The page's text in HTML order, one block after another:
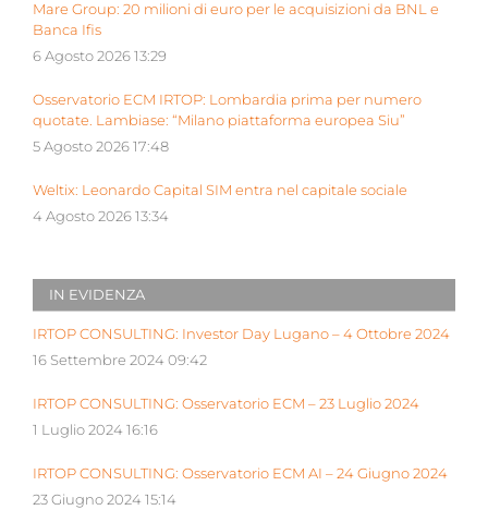
Mare Group: 20 milioni di euro per le acquisizioni da BNL e
Banca Ifis
6 Agosto 2026 13:29
Osservatorio ECM IRTOP: Lombardia prima per numero
quotate. Lambiase: “Milano piattaforma europea Siu”
5 Agosto 2026 17:48
Weltix: Leonardo Capital SIM entra nel capitale sociale
4 Agosto 2026 13:34
IN EVIDENZA
IRTOP CONSULTING: Investor Day Lugano – 4 Ottobre 2024
16 Settembre 2024 09:42
IRTOP CONSULTING: Osservatorio ECM – 23 Luglio 2024
1 Luglio 2024 16:16
IRTOP CONSULTING: Osservatorio ECM AI – 24 Giugno 2024
23 Giugno 2024 15:14